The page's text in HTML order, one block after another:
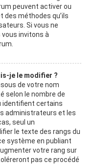
peuvent activer ou
des méthodes qu’ils
Si vous ne
vous invitons à
je le modifier ?
de votre nom
selon le nombre de
identifient certains
administrateurs et les
seul un
le texte des rangs du
système en publiant
votre rang sur
pas ce procédé